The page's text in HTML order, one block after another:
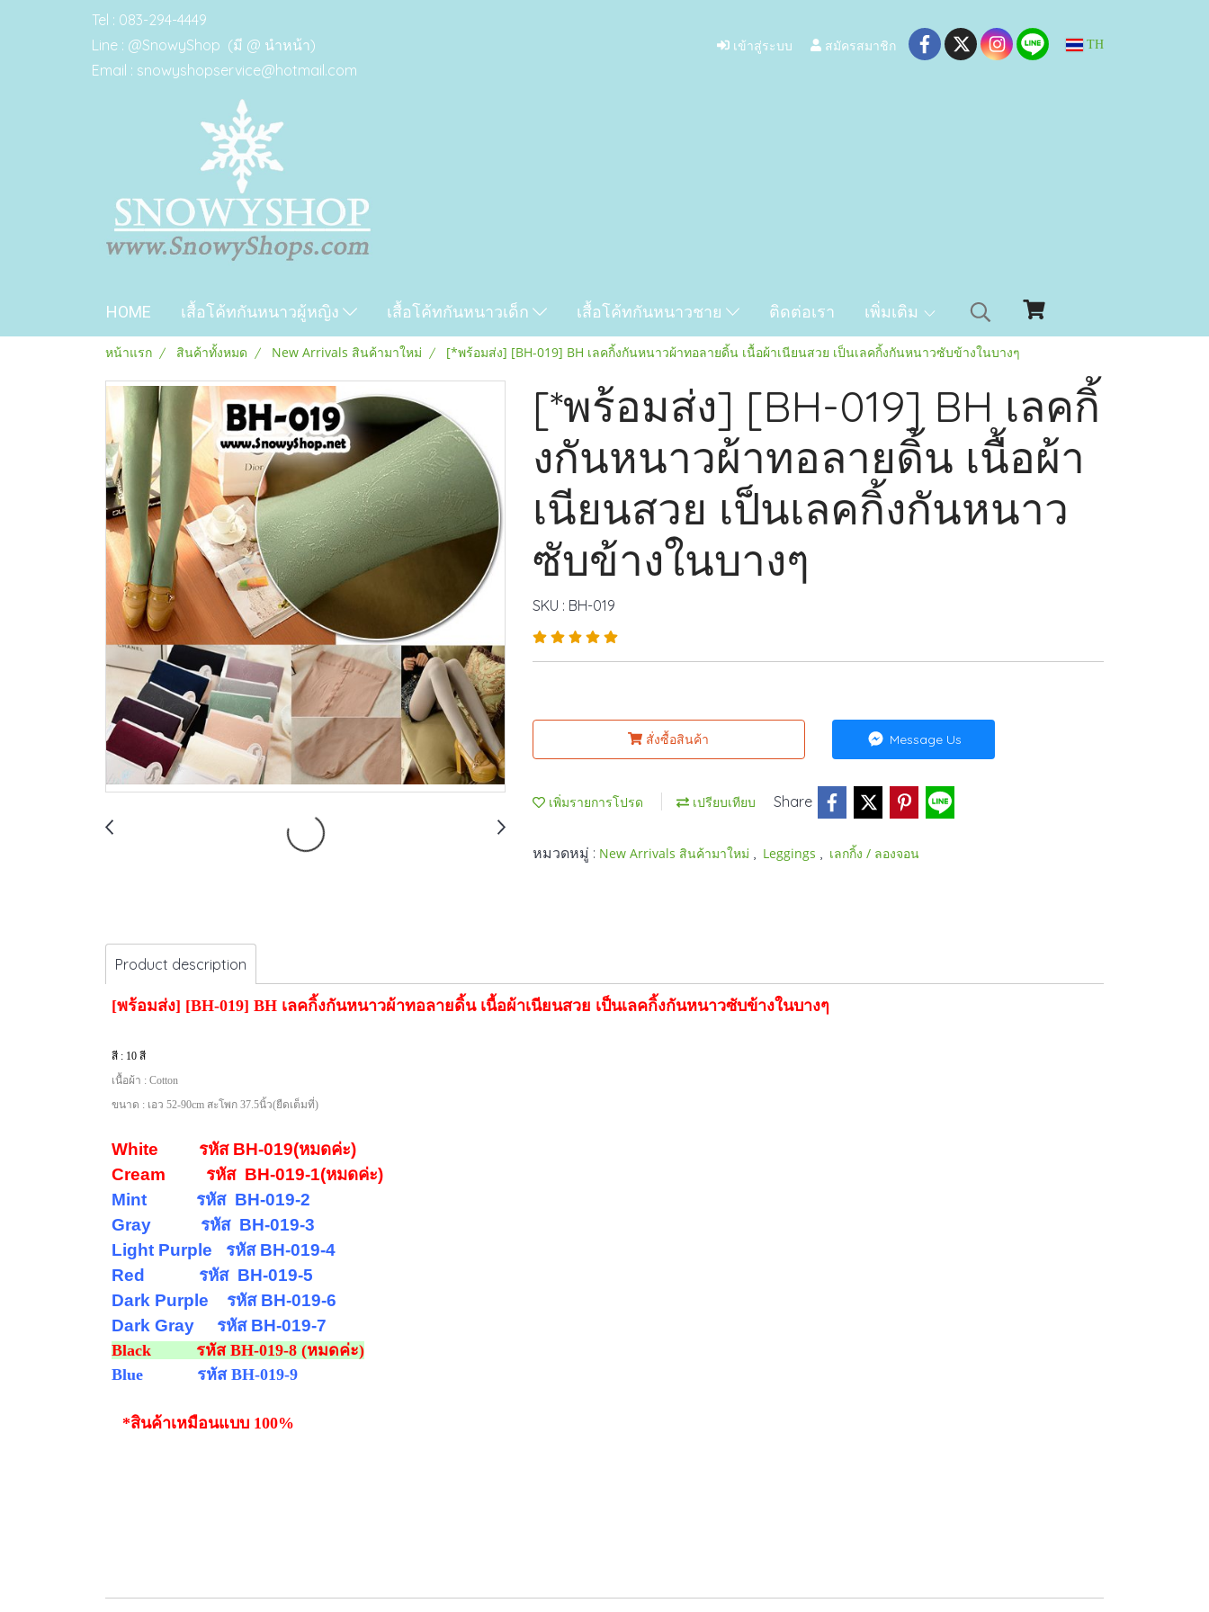
Tel : 083-294-4449
Line : @SnowyShop (มี @ นำหน้า)
Email : snowyshopservice@hotmail.com
เข้าสู่ระบบ สมัครสมาชิก TH
HOME เสื้อโค้ทกันหนาวผู้หญิง เสื้อโค้ทกันหนาวเด็ก เสื้อโค้ทกันหนาวชาย ติดต่อเรา เพิ่มเติม
หน้าแรก สินค้าทั้งหมด New Arrivals สินค้ามาใหม่ [*พร้อมส่ง] [BH-019] BH เลคกิ้งกันหนาวผ้าทอลายดิ้น เนื้อผ้าเนียนสวย เป็นเลคกิ้งกันหนาวซับข้างในบางๆ
[*พร้อมส่ง] [BH-019] BH เลคกิ้
งกันหนาวผ้าทอลายดิ้น เนื้อผ้า
เนียนสวย เป็นเลคกิ้งกันหนาว
ซับข้างในบางๆ
SKU : BH-019
สั่งซื้อสินค้า Message Us
เพิ่มรายการโปรด เปรียบเทียบ Share
หมวดหมู่ : New Arrivals สินค้ามาใหม่ Leggings เลกกิ้ง / ลองจอน
Product description
[พร้อมส่ง] [BH-019] BH เลคกิ้งกันหนาวผ้าทอลายดิ้น เนื้อผ้าเนียนสวย เป็นเลคกิ้งกันหนาวซับข้างในบางๆ
สี : 10 สี
เนื้อผ้า : Cotton
ขนาด : เอว 52-90cm สะโพก 37.5นิ้ว(ยืดเต็มที่)
White รหัส BH-019(หมดค่ะ)
Cream รหัส BH-019-1(หมดค่ะ)
Mint รหัส BH-019-2
Gray รหัส BH-019-3
Light Purple รหัส BH-019-4
Red รหัส BH-019-5
Dark Purple รหัส BH-019-6
Dark Gray รหัส BH-019-7
Black รหัส BH-019-8 (หมดค่ะ)
Blue รหัส BH-019-9
*สินค้าเหมือนแบบ 100%